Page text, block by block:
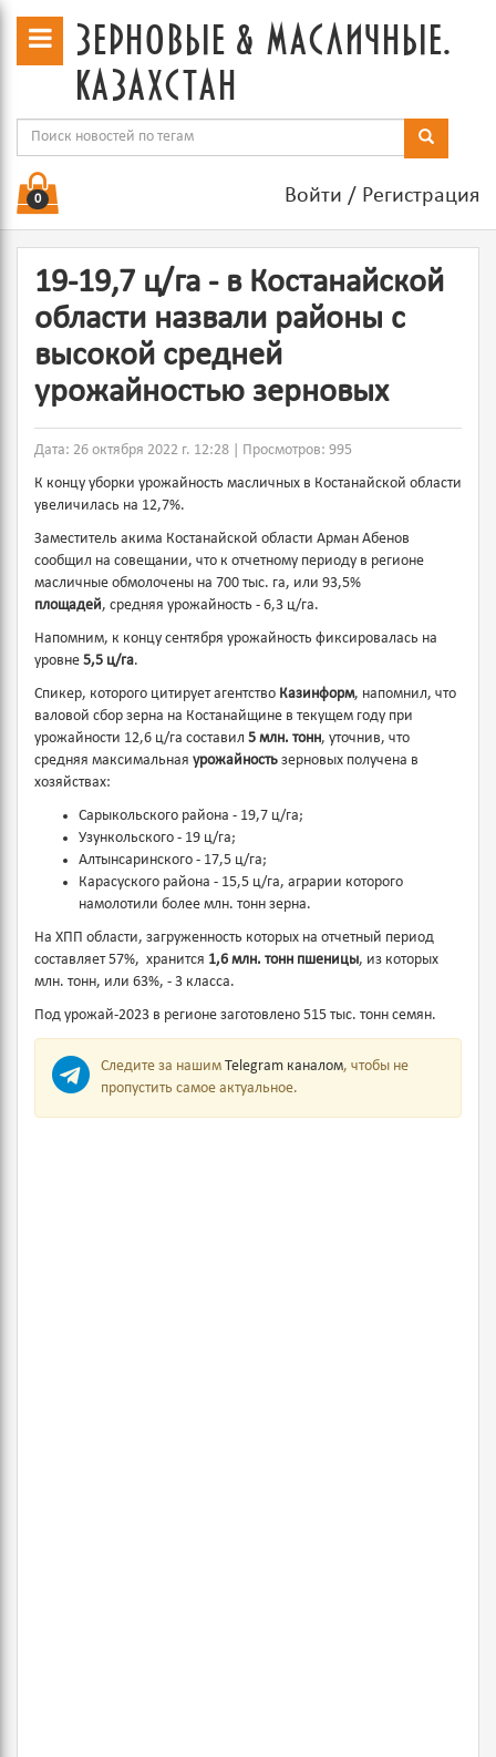
зерновые & масличные.
казахстан
Войти / Регистрация
0
19-19,7 ц/га - в Костанайской
области назвали районы с
высокой средней
урожайностью зерновых
Дата: 26 октября 2022 г. 12:28 | Просмотров: 995
К концу уборки урожайность масличных в Костанайской области
увеличилась на 12,7%.
Заместитель акима Костанайской области Арман Абенов
сообщил на совещании, что к отчетному периоду в регионе
масличные обмолочены на 700 тыс. га, или 93,5%
площадей, средняя урожайность - 6,3 ц/га.
Напомним, к концу сентября урожайность фиксировалась на
уровне 5,5 ц/га.
Спикер, которого цитирует агентство Казинформ, напомнил, что
валовой сбор зерна на Костанайщине в текущем году при
урожайности 12,6 ц/га составил 5 млн. тонн, уточнив, что
средняя максимальная урожайность зерновых получена в
хозяйствах:
Сарыкольского района - 19,7 ц/га;
Узункольского - 19 ц/га;
Алтынсаринского - 17,5 ц/га;
Карасуского района - 15,5 ц/га, аграрии которого
намолотили более млн. тонн зерна.
На ХПП области, загруженность которых на отчетный период
составляет 57%, хранится 1,6 млн. тонн пшеницы, из которых
млн. тонн, или 63%, - 3 класса.
Под урожай-2023 в регионе заготовлено 515 тыс. тонн семян.
Следите за нашим Telegram каналом, чтобы не
пропустить самое актуальное.